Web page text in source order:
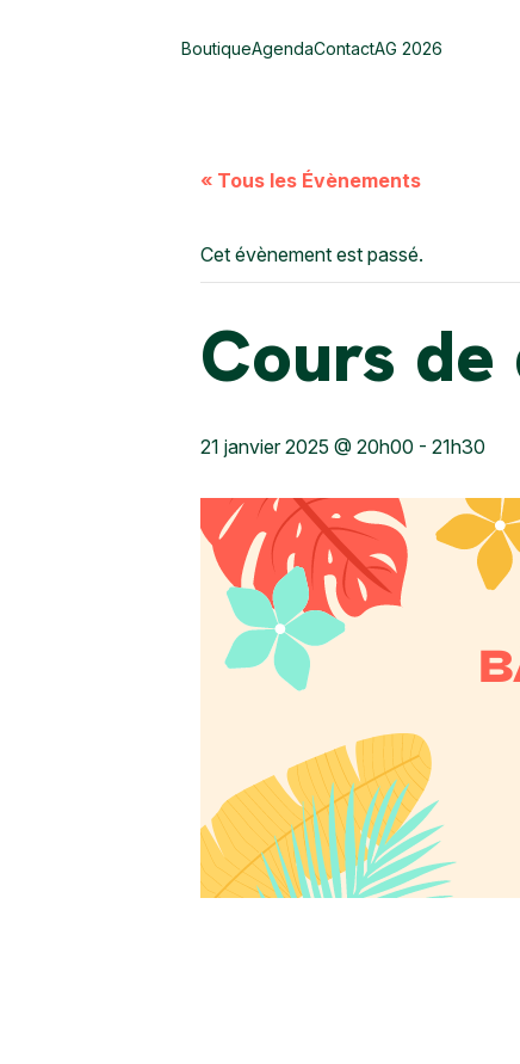
BoutiqueAgendaContactAG 2026
« Tous les Évènements
Cet évènement est passé.
Cours de
21 janvier 2025 @ 20h00 - 21h30